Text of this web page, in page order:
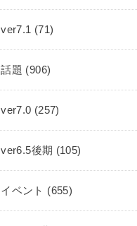
ver7.1 (71)
話題 (906)
ver7.0 (257)
ver6.5後期 (105)
イベント (655)